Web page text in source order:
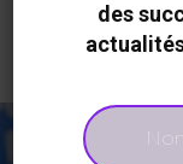
Facebook
des